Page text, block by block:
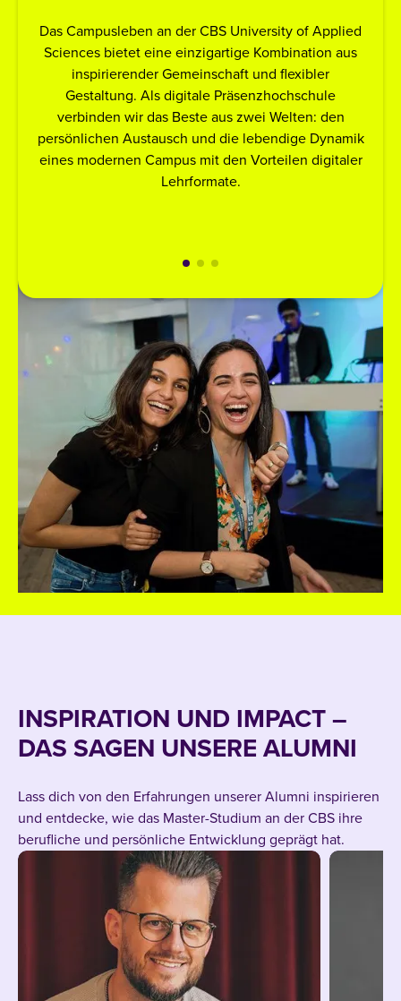
Das Campusleben an der CBS University of Applied
Sciences bietet eine einzigartige Kombination aus
inspirierender Gemeinschaft und flexibler
Gestaltung. Als digitale Präsenzhochschule
verbinden wir das Beste aus zwei Welten: den
persönlichen Austausch und die lebendige Dynamik
eines modernen Campus mit den Vorteilen digitaler
Lehrformate.
INSPIRATION UND IMPACT –
DAS SAGEN UNSERE ALUMNI
Lass dich von den Erfahrungen unserer Alumni inspirieren
und entdecke, wie das Master-Studium an der CBS ihre
berufliche und persönliche Entwicklung geprägt hat.